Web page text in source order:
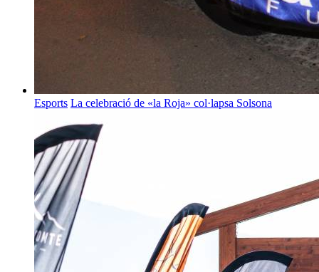
Esports La celebració de «la Roja» col·lapsa Solsona